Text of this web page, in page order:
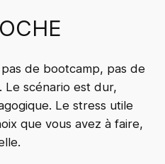
de bootcamp, pas de
Le scénario est dur,
Le stress utile
que vous avez à faire,